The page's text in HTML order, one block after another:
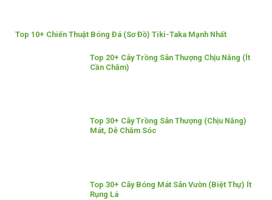
Top 10+ Chiến Thuật Bóng Đá (Sơ Đồ) Tiki-Taka Mạnh Nhất
Top 20+ Cây Trồng Sân Thượng Chịu Nắng (Ít
Cần Chăm)
Top 30+ Cây Trồng Sân Thượng (Chịu Nắng)
Mát, Dễ Chăm Sóc
Top 30+ Cây Bóng Mát Sân Vườn (Biệt Thự) Ít
Rụng Lá